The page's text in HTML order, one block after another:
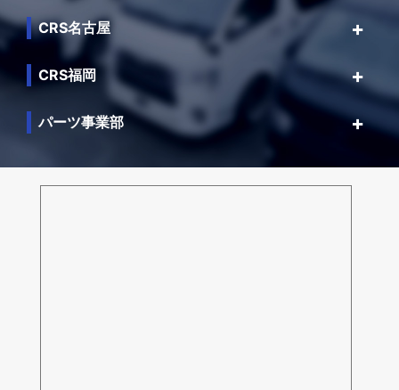
CRS名古屋
CRS福岡
パーツ事業部